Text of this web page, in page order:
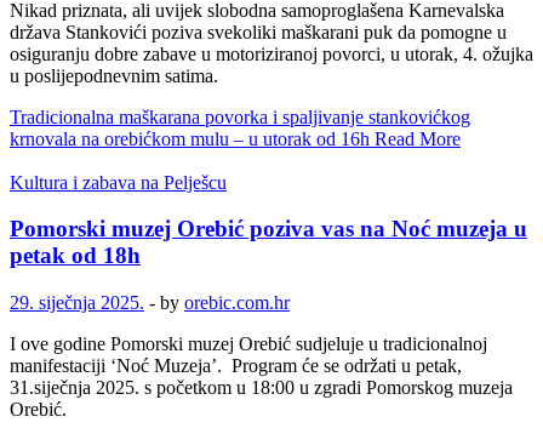
Nikad priznata, ali uvijek slobodna samoproglašena Karnevalska
država Stankovići poziva svekoliki maškarani puk da pomogne u
osiguranju dobre zabave u motoriziranoj povorci, u utorak, 4. ožujka
u poslijepodnevnim satima.
Tradicionalna maškarana povorka i spaljivanje stankovićkog
krnovala na orebićkom mulu – u utorak od 16h Read More
Kultura i zabava na Pelješcu
Pomorski muzej Orebić poziva vas na Noć muzeja u
petak od 18h
29. siječnja 2025. - by orebic.com.hr
I ove godine Pomorski muzej Orebić sudjeluje u tradicionalnoj
manifestaciji ‘Noć Muzeja’. Program će se održati u petak,
31.siječnja 2025. s početkom u 18:00 u zgradi Pomorskog muzeja
Orebić.